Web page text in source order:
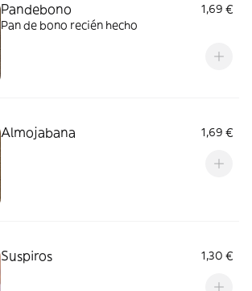
Pandebono
1,69 €
Pan de bono recién hecho
Almojabana 1,69 €
Suspiros 1,30 €